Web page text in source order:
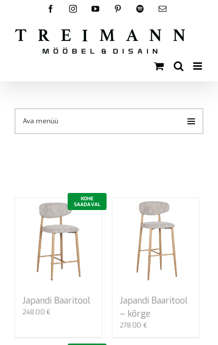
FacebookInstagramYouTube Pinterest SpotifyEmail
KOHE
SAADAVAL
Japandi Baaritool
248.00 €
Japandi Baaritool
– kõrge
278.00 €
Ava menüü